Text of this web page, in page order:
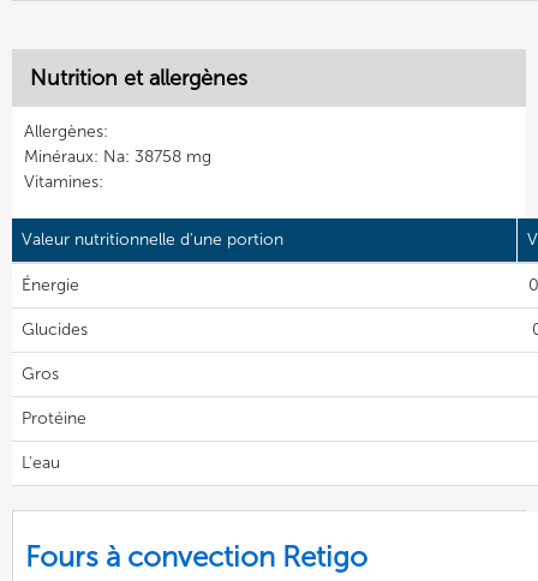
Nutrition et allergènes
Allergènes:
Minéraux: Na: 38758 mg
Vitamines:
Valeur nutritionnelle d'une portion
Énergie
Glucides
Gros
Protéine
L'eau
Fours à convection Retigo